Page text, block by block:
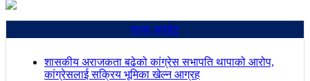
ताजा अपडेट
शासकीय अराजकता बढेको कांग्रेस सभापति थापाको आरोप,
कांग्रेसलाई सक्रिय भूमिका खेल्न आग्रह